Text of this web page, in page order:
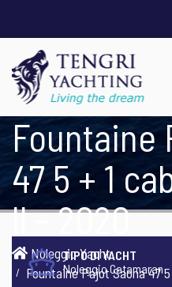
Fountaine
47 5 + 1
ll - 2020
Noleggio Yacht
Fountaine Pajot Saona 47
TIPO DI YACHT
Noleggio Catamaran